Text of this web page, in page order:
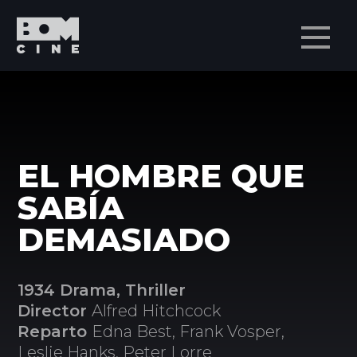
EL HOMBRE QUE
SABÍA
DEMASIADO
1934 Drama, Thriller
DirectorAlfred Hitchcock
Reparto Edna Best, Frank Vosper,
Leslie Hanks, Peter Lorre